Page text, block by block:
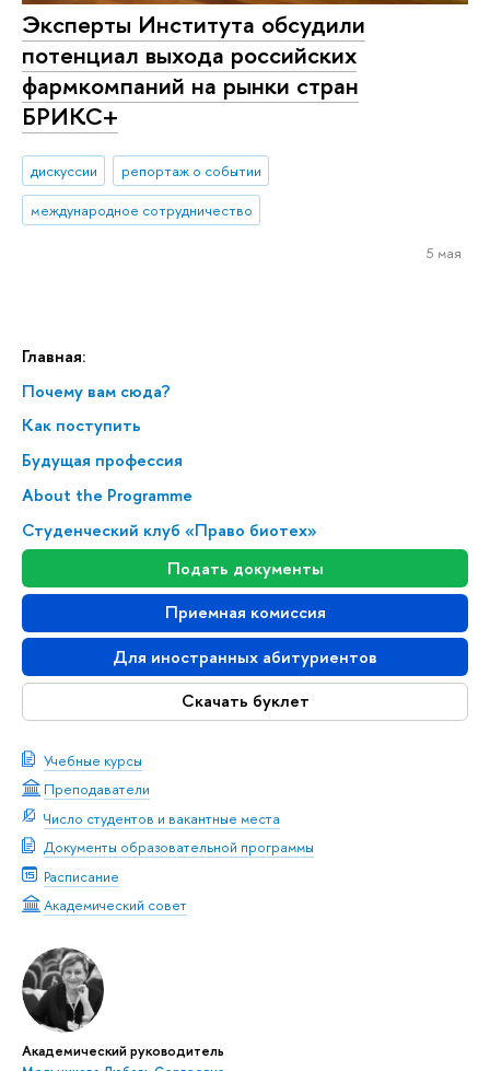
Главная:
Почему вам сюда?
Как поступить
Будущая профессия
About the Programme
Студенческий клуб «Право биотех»
Подать документы
Приемная комиссия
Для иностранных абитуриентов
Скачать буклет
Учебные курсы
Преподаватели
Число студентов и вакантные места
Документы образовательной программы
Расписание
Академический совет
Академический руководитель
Эксперты Института обсудили
потенциал выхода российских
фармкомпаний на рынки стран
БРИКС+
дискуссии
репортаж о событии
международное сотрудничество
5 мая